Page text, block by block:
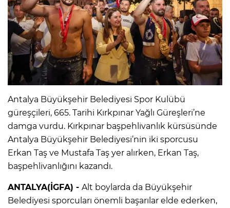
Antalya Büyükşehir Belediyesi Spor Kulübü
güreşçileri, 665. Tarihi Kırkpınar Yağlı Güreşleri’ne
damga vurdu. Kırkpınar başpehlivanlık kürsüsünde
Antalya Büyükşehir Belediyesi’nin iki sporcusu
Erkan Taş ve Mustafa Taş yer alırken, Erkan Taş,
başpehlivanlığını kazandı.
ANTALYA(İGFA) - Alt boylarda da Büyükşehir
Belediyesi sporcuları önemli başarılar elde ederken,